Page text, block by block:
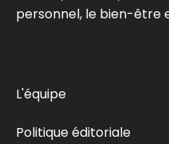
personnel, le bien-être
L'équipe
Politique éditoriale